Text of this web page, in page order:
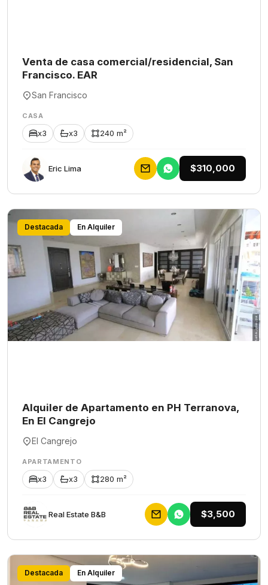
Venta de casa comercial/residencial, San
Francisco. EAR
San Francisco
CASA
x3 x3 240 m²
Eric Lima $310,000
Destacada En Alquiler
Alquiler de Apartamento en PH Terranova,
En El Cangrejo
El Cangrejo
APARTAMENTO
x3 x3 280 m²
Rеаl Еstаtе В&В $3,500
Destacada En Alquiler